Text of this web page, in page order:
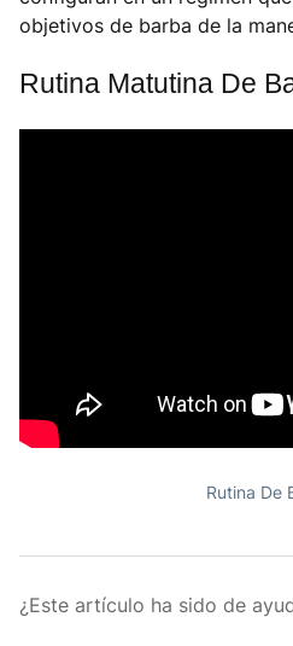
objetivos de barba de la
Rutina Matutina De
Rutina De
¿Este artículo ha sido de